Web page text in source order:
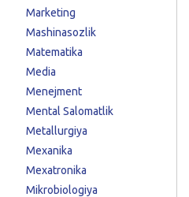
Marketing
Mashinasozlik
Matematika
Media
Menejment
Mental Salomatlik
Metallurgiya
Mexanika
Mexatronika
Mikrobiologiya